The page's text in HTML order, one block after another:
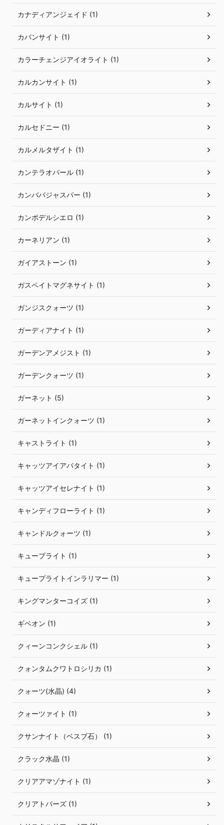
カナディアンジェイド (1)
カバンサイト (1)
カラーチェンジアイオライト (1)
カルカンサイト (1)
カルサイト (1)
カルセドニー (1)
カルメルタザイト (1)
カンテラオパール (1)
カンババジャスパー (1)
カンポデルシエロ (1)
カーネリアン (1)
ガイアストーン (1)
ガスペイトマグネサイト (1)
ガンジスクォーツ (1)
ガーディアナイト (1)
ガーデンアメジスト (1)
ガーデンクォーツ (1)
ガーネット (5)
ガーネットインクォーツ (1)
キャストライト (1)
キャッツアイアパタイト (1)
キャッツアイセレナイト (1)
キャンディフローライト (1)
キャンドルクォーツ (1)
キュープライト (1)
キュープライトインラリマー (1)
キングマンターコイズ (1)
ギベオン (1)
クィーンコンクシェル (1)
クォンタムクワトロシリカ (1)
クォーツ(水晶) (4)
クォーツァイト (1)
クサンナイト（ベスブ石） (1)
クラック水晶 (1)
クリアアマゾナイト (1)
クリアトパーズ (1)